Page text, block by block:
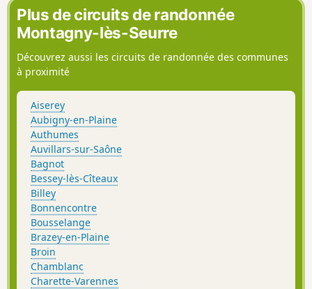
Plus de circuits de randonnée
Montagny-lès-Seurre
Découvrez aussi les circuits de randonnée des communes
à proximité
Aiserey
Aubigny-en-Plaine
Authumes
Auvillars-sur-Saône
Bagnot
Bessey-lès-Cîteaux
Billey
Bonnencontre
Bousselange
Brazey-en-Plaine
Broin
Chamblanc
Charette-Varennes